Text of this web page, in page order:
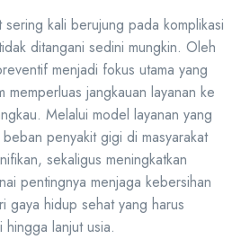
sering kali berujung pada komplikasi
ditangani sedini mungkin. Oleh
menjadi fokus utama yang
memperluas jangkauan layanan ke
Melalui model layanan yang
penyakit gigi di masyarakat
sekaligus meningkatkan
pentingnya menjaga kebersihan
gaya hidup sehat yang harus
lanjut usia.